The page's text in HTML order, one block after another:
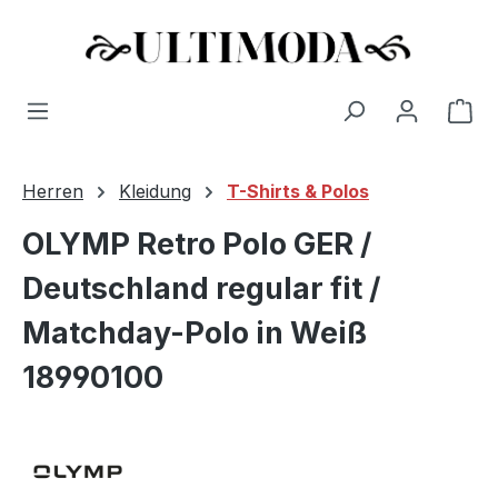
Zum Hauptinhalt springen
Herren Kleidung T-Shirts & Polos
OLYMP Retro Polo GER /
Deutschland regular fit /
Matchday-Polo in Weiß
18990100